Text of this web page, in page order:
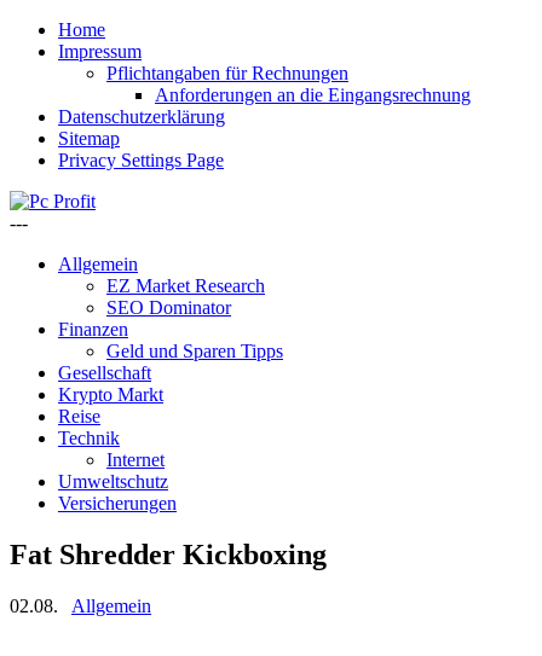
Home
Impressum
Pflichtangaben für Rechnungen
Anforderungen an die Eingangsrechnung
Datenschutzerklärung
Sitemap
Privacy Settings Page
---
Allgemein
EZ Market Research
SEO Dominator
Finanzen
Geld und Sparen Tipps
Gesellschaft
Krypto Markt
Reise
Technik
Internet
Umweltschutz
Versicherungen
Fat Shredder Kickboxing
02.08. Allgemein